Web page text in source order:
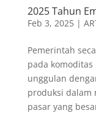
2025 Tahun
Feb 3, 2025|
Pemerintah
pada
unggulan
produksi dalam
pasar yang